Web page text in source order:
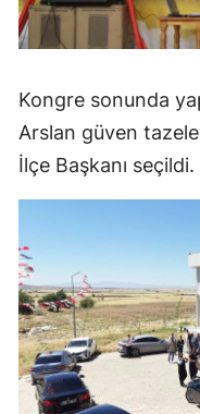
Kongre sonunda
Arslan güven
İlçe Başkanı